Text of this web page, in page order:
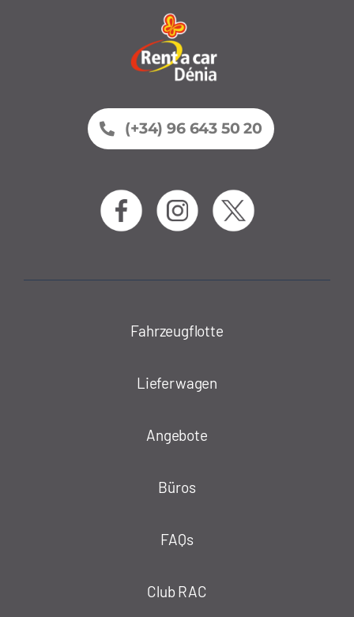
(+34) 96 643 50 20
Fahrzeugflotte
Lieferwagen
Angebote
Büros
FAQs
Club RAC